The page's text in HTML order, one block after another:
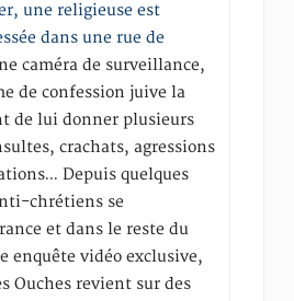
une religieuse est
dans une rue de
caméra de surveillance,
de confession juive la
de lui donner plusieurs
crachats, agressions
Depuis quelques
chrétiens se
et dans le reste du
enquête vidéo exclusive,
Ouches revient sur des